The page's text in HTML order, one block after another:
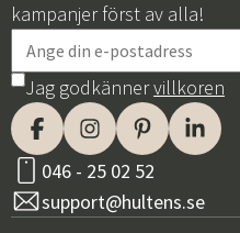
kampanjer först av alla!
Jag godkännervillkoren
046 - 25 02 52
support@hultens.se